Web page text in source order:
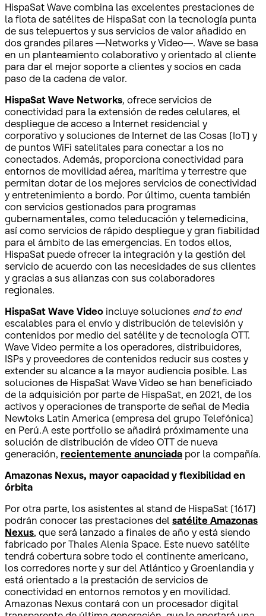
HispaSat Wave combina las excelentes prestaciones de
la flota de satélites de HispaSat con la tecnología punta
de sus telepuertos y sus servicios de valor añadido en
dos grandes pilares —Networks y Video—. Wave se basa
en un planteamiento colaborativo y orientado al cliente
para dar el mejor soporte a clientes y socios en cada
paso de la cadena de valor.
HispaSat Wave Networks, ofrece servicios de
conectividad para la extensión de redes celulares, el
despliegue de acceso a Internet residencial y
corporativo y soluciones de Internet de las Cosas (IoT) y
de puntos WiFi satelitales para conectar a los no
conectados. Además, proporciona conectividad para
entornos de movilidad aérea, marítima y terrestre que
permitan dotar de los mejores servicios de conectividad
y entretenimiento a bordo. Por último, cuenta también
con servicios gestionados para programas
gubernamentales, como teleducación y telemedicina,
así como servicios de rápido despliegue y gran fiabilidad
para el ámbito de las emergencias. En todos ellos,
HispaSat puede ofrecer la integración y la gestión del
servicio de acuerdo con las necesidades de sus clientes
y gracias a sus alianzas con sus colaboradores
regionales.
HispaSat Wave Video incluye soluciones end to end
escalables para el envío y distribución de televisión y
contenidos por medio del satélite y de tecnología OTT.
Wave Video permite a los operadores, distribuidores,
ISPs y proveedores de contenidos reducir sus costes y
extender su alcance a la mayor audiencia posible. Las
soluciones de HispaSat Wave Video se han beneficiado
de la adquisición por parte de HispaSat, en 2021, de los
activos y operaciones de transporte de señal de Media
Newtoks Latin America (empresa del grupo Telefónica)
en Perú.A este portfolio se añadirá próximamente una
solución de distribución de vídeo OTT de nueva
generación, recientemente anunciada por la compañía.
Amazonas Nexus, mayor capacidad y flexibilidad en
órbita
Por otra parte, los asistentes al stand de HispaSat (1617)
podrán conocer las prestaciones del satélite Amazonas
Nexus, que será lanzado a finales de año y está siendo
fabricado por Thales Alenia Space. Este nuevo satélite
tendrá cobertura sobre todo el continente americano,
los corredores norte y sur del Atlántico y Groenlandia y
está orientado a la prestación de servicios de
conectividad en entornos remotos y en movilidad.
Amazonas Nexus contará con un procesador digital